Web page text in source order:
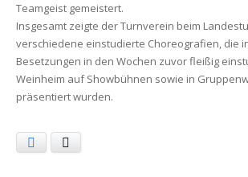
Teamgeist gemeistert.
Insgesamt zeigte der Turnverein beim
verschiedene einstudierte Choreografien, die
Besetzungen in den Wochen zuvor fleißig
Weinheim auf Showbühnen sowie in
präsentiert wurden.
Facebook